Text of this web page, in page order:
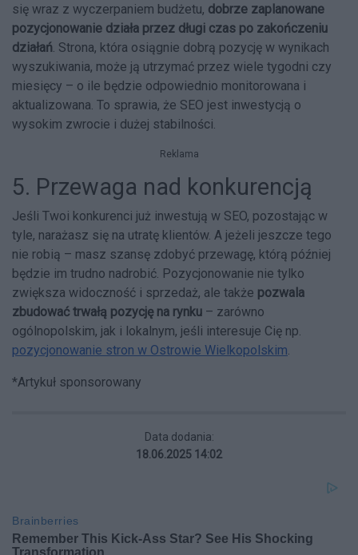
się wraz z wyczerpaniem budżetu, dobrze zaplanowane
pozycjonowanie działa przez długi czas po zakończeniu
działań . Strona, która osiągnie dobrą pozycję w wynikach
wyszukiwania, może ją utrzymać przez wiele tygodni czy
miesięcy – o ile będzie odpowiednio monitorowana i
aktualizowana. To sprawia, że SEO jest inwestycją o
wysokim zwrocie i dużej stabilności.
Reklama
5. Przewaga nad konkurencją
Jeśli Twoi konkurenci już inwestują w SEO, pozostając w
tyle, narażasz się na utratę klientów. A jeżeli jeszcze tego
nie robią – masz szansę zdobyć przewagę, którą później
będzie im trudno nadrobić. Pozycjonowanie nie tylko
zwiększa widoczność i sprzedaż, ale także pozwala
zbudować trwałą pozycję na rynku – zarówno
ogólnopolskim, jak i lokalnym, jeśli interesuje Cię np.
pozycjonowanie stron w Ostrowie Wielkopolskim
*Artykuł sponsorowany
Data dodania:
18.06.2025 14:02